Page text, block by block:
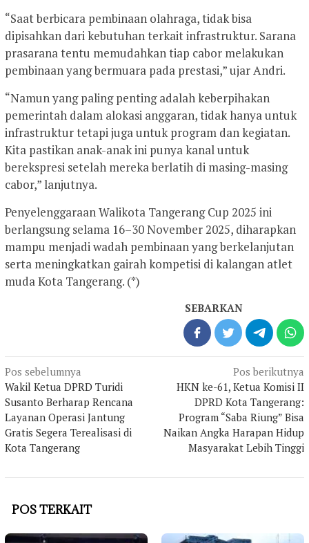
“Saat berbicara pembinaan olahraga, tidak bisa
dipisahkan dari kebutuhan terkait infrastruktur. Sarana
prasarana tentu memudahkan tiap cabor melakukan
pembinaan yang bermuara pada prestasi,” ujar Andri.
“Namun yang paling penting adalah keberpihakan
pemerintah dalam alokasi anggaran, tidak hanya untuk
infrastruktur tetapi juga untuk program dan kegiatan.
Kita pastikan anak-anak ini punya kanal untuk
berekspresi setelah mereka berlatih di masing-masing
cabor,” lanjutnya.
Penyelenggaraan Walikota Tangerang Cup 2025 ini
berlangsung selama 16–30 November 2025, diharapkan
mampu menjadi wadah pembinaan yang berkelanjutan
serta meningkatkan gairah kompetisi di kalangan atlet
muda Kota Tangerang. (*)
SEBARKAN
Navigasi
pos
Pos sebelumnya
Wakil Ketua DPRD Turidi
Susanto Berharap Rencana
Layanan Operasi Jantung
Gratis Segera Terealisasi di
Kota Tangerang
Pos berikutnya
HKN ke-61, Ketua Komisi II
DPRD Kota Tangerang:
Program “Saba Riung” Bisa
Naikan Angka Harapan Hidup
Masyarakat Lebih Tinggi
POS TERKAIT